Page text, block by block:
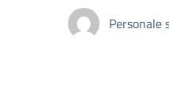
Personale